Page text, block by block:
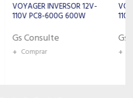
VOYAGER INVERSOR 12V-
110V PC8-1000 1000W
Gs Consulte
+ Comprar